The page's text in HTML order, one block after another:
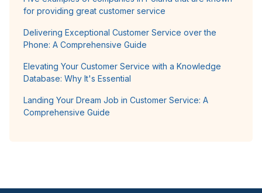
for providing great customer service
Delivering Exceptional Customer Service over the
Phone: A Comprehensive Guide
Elevating Your Customer Service with a Knowledge
Database: Why It's Essential
Landing Your Dream Job in Customer Service: A
Comprehensive Guide